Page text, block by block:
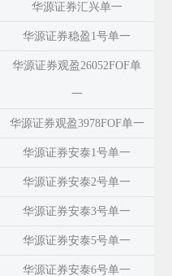
华源证券汇兴单一
华源证券稳盈1号单一
华源证券观盈26052FOF单
一
华源证券观盈3978FOF单一
华源证券安泰1号单一
华源证券安泰2号单一
华源证券安泰3号单一
华源证券安泰5号单一
华源证券安泰6号单一